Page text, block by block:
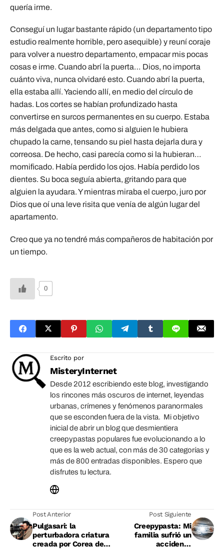
quería irme.
Conseguí un lugar bastante rápido (un departamento tipo
estudio realmente horrible, pero asequible) y reuní coraje
para volver a nuestro departamento, empacar mis pocas
cosas e irme. Cuando abrí la puerta… Dios, no importa
cuánto viva, nunca olvidaré esto. Cuando abrí la puerta,
ella estaba allí. Yaciendo allí, en medio del círculo de
hadas. Los cortes se habían profundizado hasta
convertirse en surcos permanentes en su cuerpo. Estaba
más delgada que antes, como si alguien le hubiera
chupado la carne, tensando su piel hasta dejarla dura y
correosa. De hecho, casi parecía como si la hubieran…
momificado. Había perdido los ojos. Había perdido los
dientes. Su boca seguía abierta, gritando para que
alguien la ayudara. Y mientras miraba el cuerpo, juro por
Dios que oí una leve risita que venía de algún lugar del
apartamento.
Creo que ya no tendré más compañeros de habitación por
un tiempo.
0
Escrito por
MisteryInternet
Desde 2012 escribiendo este blog, investigando
los rincones más oscuros de internet, leyendas
urbanas, crímenes y fenómenos paranormales
que se esconden fuera de la vista. Mi objetivo
inicial de abrir un blog que desmientiera
creepypastas populares fue evolucionando a lo
que es la web actual, con más de 30 categorías y
más de 800 entradas disponibles. Espero que
disfrutes tu lectura.
Post Anterior
Pulgasari: la
perturbadora criatura
creada por Corea del
Post Siguiente
Creepypasta: Mi
familia sufrió un
accidente